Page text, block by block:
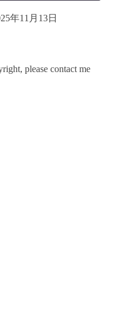
年11月13日
please contact me